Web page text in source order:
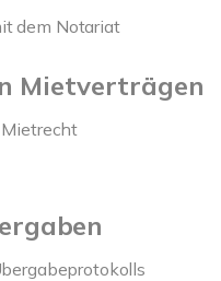
dem Notariat
Mietverträgen